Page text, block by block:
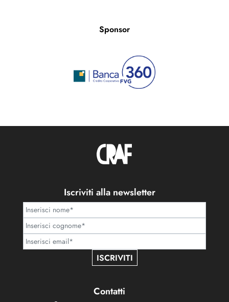
Sponsor
Contatti
Iscriviti alla newsletter
ISCRIVITI